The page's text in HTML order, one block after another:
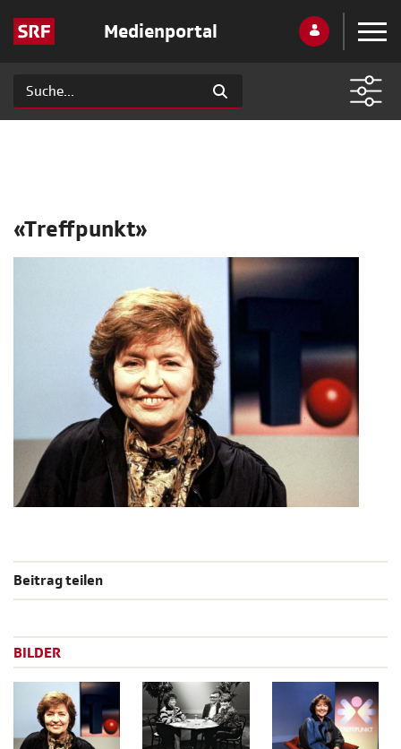
Medienportal
«Treffpunkt»
Beitrag teilen
BILDER